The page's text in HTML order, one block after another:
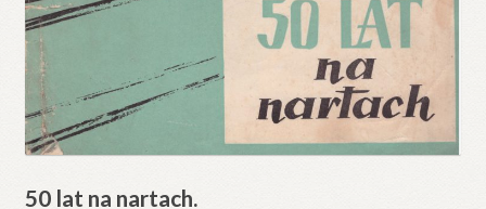
50 lat na nartach.